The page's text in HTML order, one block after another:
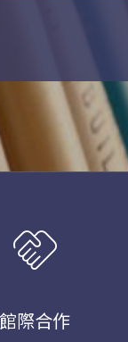
handshake
館際合作